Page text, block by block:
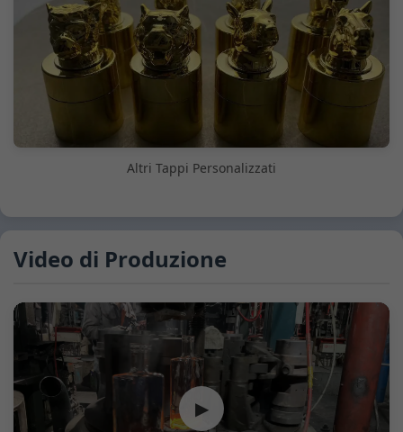
Altri Tappi Personalizzati
Video di Produzione
▶